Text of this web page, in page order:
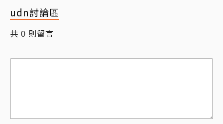
udn討論區
共 0 則留言